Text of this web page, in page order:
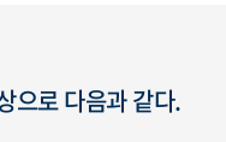
으로 다음과 같다.